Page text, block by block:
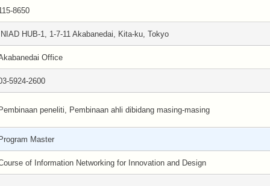
8650
HUB-1, 1-7-11 Akabanedai, Kita-ku, Tokyo
Office
5924-2600
peneliti, Pembinaan ahli dibidang masing-masing
Master
of Information Networking for Innovation and Design